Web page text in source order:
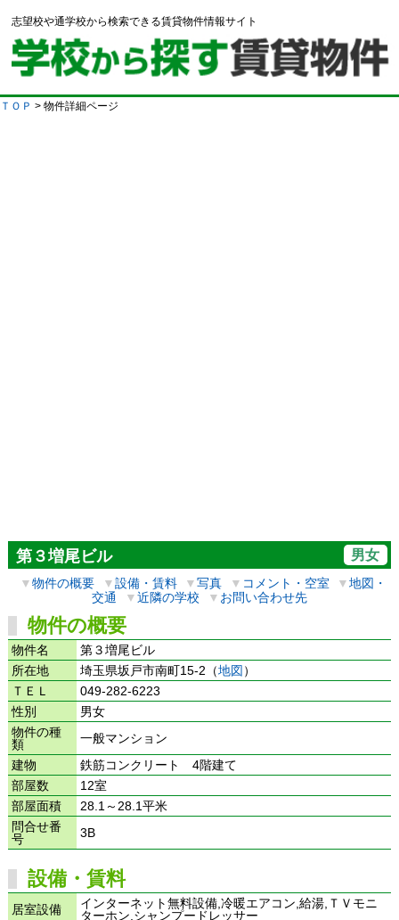
志望校や通学校から検索できる賃貸物件情報サイト
ＴＯＰ > 物件詳細ページ
第３増尾ビル 男女
▼物件の概要 ▼設備・賃料 ▼写真 ▼ コメント・空室 ▼地図・
交通
▼近隣の学校 ▼ お問い合わせ先
物件の概要
物件名
第３増尾ビル
所在地
埼玉県坂戸市南町15-2（地図 ）
ＴＥＬ
049-282-6223
性別
男女
物件の種
類
一般マンション
建物
鉄筋コンクリート 4階建て
部屋数
12室
部屋面積
28.1～28.1平米
問合せ番
号
3B
設備・賃料
居室設備
インターネット無料設備,冷暖エアコン,給湯,ＴＶモニ
ターホン,シャンプードレッサー